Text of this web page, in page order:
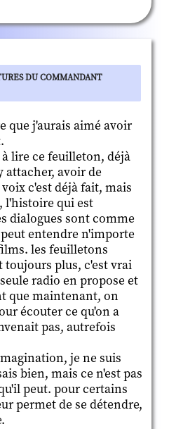
DU COMMANDANT
que j'aurais aimé avoir
lire ce feuilleton, déjà
attacher, avoir de
c'est déjà fait, mais
l'histoire qui est
dialogues sont comme
entendre n'importe
les feuilletons
plus, c'est vrai
radio en propose et
que maintenant, on
écouter ce qu'on a
pas, autrefois
je ne suis
bien, mais ce n'est pas
peut. pour certains
permet de se détendre,